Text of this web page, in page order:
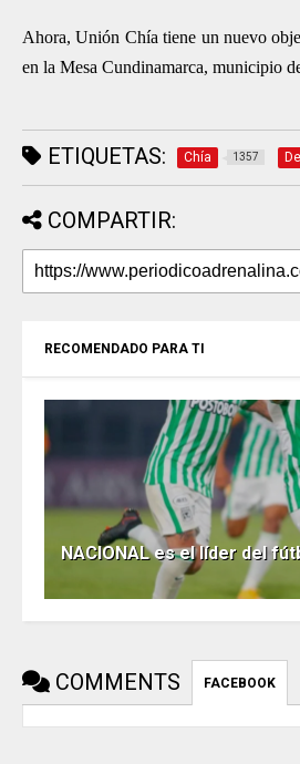
Ahora, Unión Chía tiene un nuevo
en la Mesa Cundinamarca, municipio
ETIQUETAS: Chía 1357
COMPARTIR:
RECOMENDADO PARA TI
NACIONAL es el líder del
COMMENTS FACEBOOK